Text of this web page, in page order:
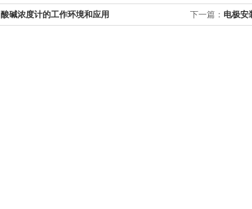
酸碱浓度计的工作环境和应用 下一篇： 电极安